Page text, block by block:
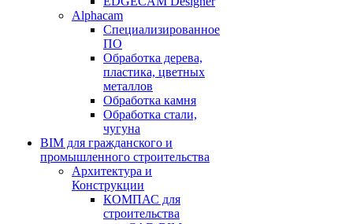
Alphacam
Специализированное
ПО
Обработка дерева,
пластика, цветных
металлов
Обработка камня
Обработка стали,
чугуна
BIM для гражданского и
промышленного строительства
Архитектура и
Конструкции
КОМПАС для
строительства